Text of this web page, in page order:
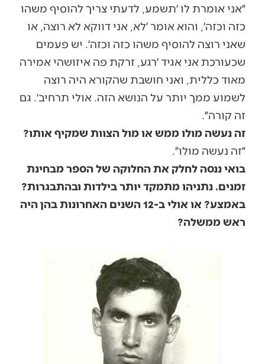
״אני אומרת לו ׳תשמע, לדעתי צריך להוסיף משהו
כזה וכזה׳, והוא אומר ׳לא, אני דווקא לא רוצה, או
שאני רוצה להוסיף משהו כזה וכזה׳. יש פעמים
שכעורכת אני אגיד ׳רגע, זרקת פה איזושהי אמירה
מאוד כללית, ואני חושבת שהקורא היה רוצה
לשמוע ממך יותר על הנושא הזה. אולי תרחיב׳. גם
זה קורה״.
זה נעשה מולו ממש או מול הצוות שמקיף אותו?
״זה נעשה מולו״.
בואי ננסה לחלק את החלוקה של הספר מבחינת
זמנים. נתניהו מתמקד יותר בילדות ובהתבגרות?
באמצע? או אולי ב-12 השנים האחרונות בהן היה
ראש ממשלה?